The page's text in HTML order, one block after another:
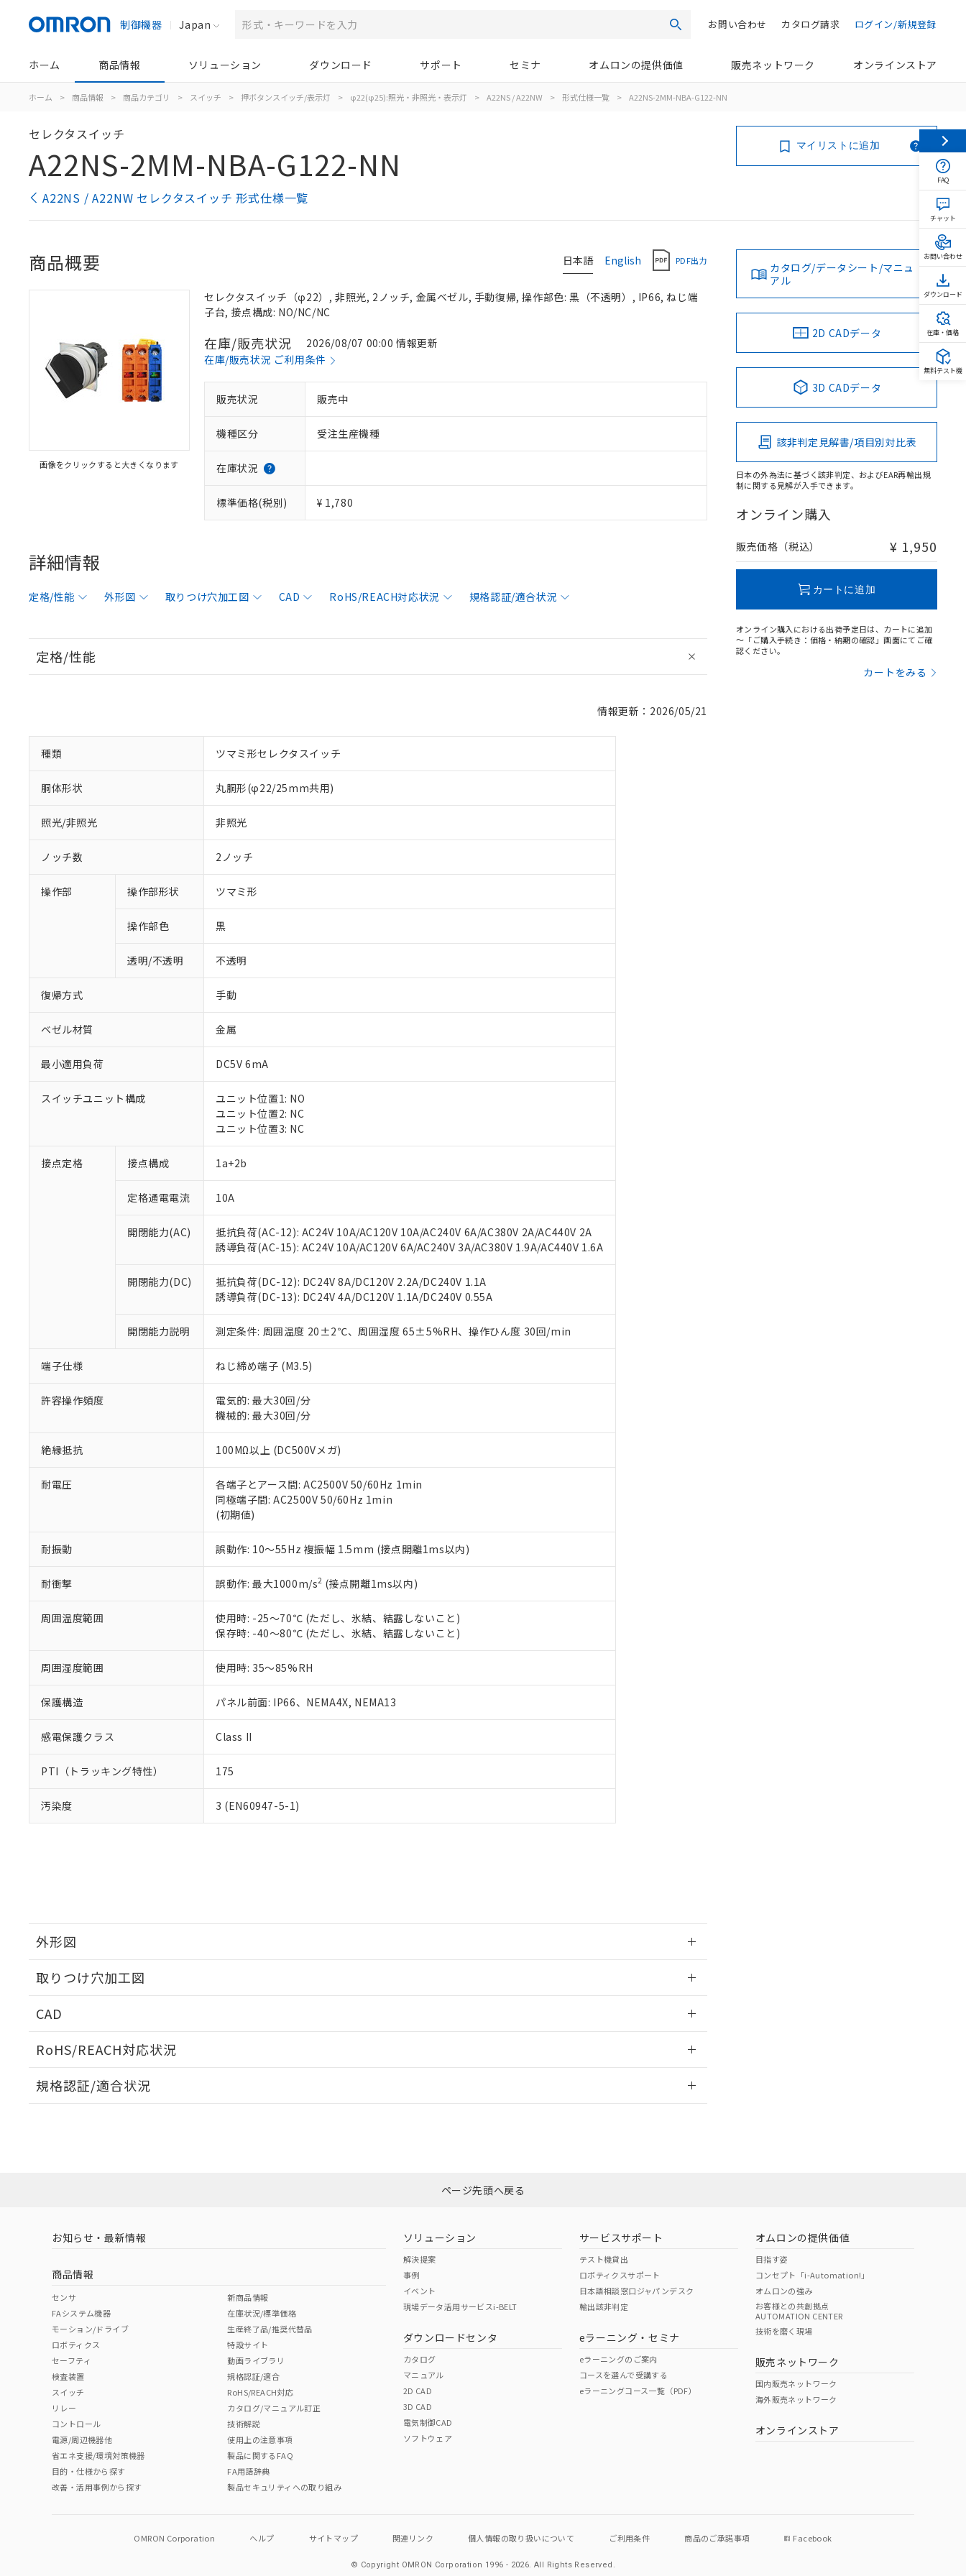
制御機器 Japan 検索 ログイン/新規登録
カタログ請求
お問い合わせ
ホーム 商品情報 ソリューション ダウンロード サポート セミナ オムロンの提供価値 販売ネットワーク オンラインストア
ホーム > 商品情報 > 商品カテゴリ > スイッチ > 押ボタンスイッチ/表示灯 > φ22(φ25):照光・非照光・表示灯 > A22NS / A22NW > 形式仕様一覧 > A22NS-2MM-NBA-G122-NN
セレクタスイッチ
A22NS-2MM-NBA-G122-NN
A22NS / A22NW セレクタスイッチ 形式仕様一覧
マイリストに追加
日本語 English PDF出力
商品概要
画像をクリックすると大きくなります
セレクタスイッチ（φ22）, 非照光, 2ノッチ, 金属ベゼル, 手動復帰, 操作部色: 黒（不透明）, IP66, ねじ端
子台, 接点構成: NO/NC/NC
在庫/販売状況
2026/08/07 00:00 情報更新
在庫/販売状況 ご利用条件
販売状況 販売中
機種区分 受注生産機種
在庫状況
標準価格(税別) ¥ 1,780
詳細情報
定格/性能 外形図 取りつけ穴加工図 CAD RoHS/REACH対応状況 規格認証/適合状況
定格/性能
情報更新：2026/05/21
種類 ツマミ形セレクタスイッチ
胴体形状 丸胴形(φ22/25mm共用)
照光/非照光 非照光
ノッチ数 2ノッチ
操作部 操作部形状 ツマミ形
操作部色 黒
透明/不透明 不透明
復帰方式 手動
ベゼル材質 金属
最小適用負荷 DC5V 6mA
スイッチユニット構成
ユニット位置1: NO
ユニット位置2: NC
ユニット位置3: NC
接点定格 接点構成 1a+2b
定格通電電流 10A
開閉能力(AC)
抵抗負荷(AC-12): AC24V 10A/AC120V 10A/AC240V 6A/AC380V 2A/AC440V 2A
誘導負荷(AC-15): AC24V 10A/AC120V 6A/AC240V 3A/AC380V 1.9A/AC440V 1.6A
開閉能力(DC)
抵抗負荷(DC-12): DC24V 8A/DC120V 2.2A/DC240V 1.1A
誘導負荷(DC-13): DC24V 4A/DC120V 1.1A/DC240V 0.55A
開閉能力説明 測定条件: 周囲温度 20±2℃、周囲湿度 65±5%RH、操作ひん度 30回/min
端子仕様 ねじ締め端子 (M3.5)
許容操作頻度
電気的: 最大30回/分
機械的: 最大30回/分
絶縁抵抗 100MΩ以上 (DC500Vメガ)
耐電圧
各端子とアース間: AC2500V 50/60Hz 1min
同極端子間: AC2500V 50/60Hz 1min
(初期値)
耐振動 誤動作: 10～55Hz 複振幅 1.5mm (接点開離1ms以内)
耐衝撃 誤動作: 最大1000m/s2 (接点開離1ms以内)
周囲温度範囲
使用時: -25～70℃ (ただし、氷結、結露しないこと)
保存時: -40～80℃ (ただし、氷結、結露しないこと)
周囲湿度範囲 使用時: 35～85%RH
保護構造 パネル前面: IP66、NEMA4X, NEMA13
感電保護クラス Class II
PTI（トラッキング特性） 175
汚染度 3 (EN60947-5-1)
外形図
取りつけ穴加工図
CAD
RoHS/REACH対応状況
EU RoHS 注意事項・凡例
ダウンロードはこちら
中国 RoHS 注意事項・凡例
中国 RoHS表
Pb Hg Cr(VI)
O O
"対応済み"や非含有の記載がされた商品であっても、流通在庫等で未対応品が混在する可能性があります。
非含有品が必要な際は、弊社営業部門もしくは販売店へお問い合わせください。
規格認証/適合状況
（イギリス
（ノルウェー
（日本
（アメリカ
この製品の規格認証/適合状況ページへ
その他の認証はこちらのページからご検索ください
カタログ/データシート/マニュ
アル
2D CADデータ
3D CADデータ
該非判定見解書/項目別対比表
日本の外為法に基づく該非判定、およびEAR再輸出規
制に関する見解が入手できます。
オンライン購入
販売価格（税込） ¥ 1,950
カートに追加
オンライン購入における出荷予定日は、カートに追加
～「ご購入手続き：価格・納期の確認」画面にてご確
認ください。
カートをみる
ご利用条件
以下の条件をお読みいただき、同意のうえご利用ください。
本サービスは、当社制御機器事業取扱商品の当社在庫状況および標準価格(税抜)を提供させていただ
くものです。
当社制御機器事業取扱商品の中には、本サービスの対象外となる商品もあることをご了承ください。
のであり、閲覧された時点での実際の在庫および標準価格とは異なる場合があることをご了承くださ
い。
正式な納期状況および標準価格はお客様のお取引先、またはお客様担当のオムロン制御機器販売店・
当社販売員にご相談ください。
オムロン制御機器販売店や当社販売拠点は「販売ネットワーク
」をご確認ください。
在庫状況および標準価格結果を当社の事前の承諾なく第三者に漏洩または開示しないようお願いしま
マイパーツ機能（部品リスト作成サービス）をご利用いただくには、I-Webメンバーズにご登録され
ている必要があります。
お客様が当ウェブサイト上で当社にご登録された部品リストについて、当社および当社の共同利用者
さい。
※当社の共同利用者とは、"個人情報の共同利用に関して"
の「1.共同利用者の範囲」に記載されて
いる法人を指します。
※1 対応状況
対応済み：EU RoHS指令（10物質）の非含有に対応した製品が提供可能な商品です。
対応予定：EU RoHS指令（10物質）の非含有に対応した製品に切り替える予定のある商品です。
対応予定なし：EU RoHS指令（10物質）の非含有に非対応の商品で、対応品を出す予定はありません。
非該当品：ライセンス料など無形物で、有害物質有無と関係のない商品です。
仕入先様の事情により、非含有部品としていたものが、含有品と判明した場合などやむを得ず変更すること
があります。
*EU RoHS指令（10物質）：
鉛(Pb) 1000ppm以下、 水銀(Hg) 1000ppm以下、 カドミウム(Cd) 100ppm以下、
六価クロム(Cr(Ⅵ)) 1000ppm以下、ポリ臭化ビフェニル類(PBB) 1000ppm以下、ポリ臭化ジフェニルエーテル類(PBDE) 1000ppm以下、
但し、RoHS指令で産業用監視および制御機器に対する適用除外項目は除く。
フタル酸エステル類の４物質については閾値を超える意図的な使用がないことを確認しています。
※2 対応予定月
部品在庫の切り替え状況などにより、予定月が前後することがあります。
※3 非含有証明書ダウンロード
下記の非含有証明書をダウンロードすることができます。
EU RoHS指令（10物質）の非含有証明書
51物質の非含有証明書（当社基準）
※本証明書は発行日時点で非含有を証明するもので、過去に遡って非含有を証明するものではありません。
また、RoHS指令のフタル酸エステル類４物質の対応では、対応完了までの期間は出荷製品に未対応品が
混在することから備考欄に対応日を記載しておりました。
り割愛しております。
※1 中国RoHS○×表
「－」：未確認です。当社販売部門へお問い合わせください。
*中国RoHS10物質の基準値 (GB/T26572)：
Pb(鉛) :1000ppm、 Hg(水銀) : 1000ppm、 Cd(カドミウム) : 100ppm、
Cr(Ⅵ)(六価クロム) : 1000ppm、 PBBs(ポリ臭化ビフェニル類) : 1000ppm、 PBDEs(ポリ臭化ジフェニルエーテル類) : 1000ppm、
DBP(フタル酸ジブチル) : 1000ppm、 DIBP(フタル酸ジイソブチル) : 1000ppm、 BBP(フタル酸ブチルベンジル) : 1000ppm、
DEHP(フタル酸ビス(2-エチルヘキシル)) : 1000ppm
※2 環境保護使用期限
「ｅ」：有害物質（10物質）のすべてが基準値以下であることを示します。
「10」：通常の使用状況下において有害物質が外部に漏えいし、環境に深刻な影響を及ぼさない年数を意
味します。
当社は、これら貴社製品のうち、外国為替および外国貿易法に定める商品（以下｢規制貨物等」とい
う）を輸出または国外への提供する場合は、日本国政府の輸出許可(または役務取引許可)を取得する
当社は規制貨物を破棄する場合は、完全に破砕するなど、違法に輸出されないよう必要な手段を講じ
ます。
当社は貴社製品を、核兵器、ミサイル、化学兵器、生物兵器またはその他武器並びにこれらの製造装
当社は、貴社製品を第三者に販売する場合は、上記1、2および3の内容を当該第三者に通知します。
また当社は、販売先および販売に係わる関係者が違法に輸出するおそれがある場合は、取り引きをい
たしません。
記
号
説明
○ 一定数以上の在庫あり
△ 一定数には満たないが在庫あり
－
在庫なし(最新の在庫状況については、お客様のお取引先、またはお客様担当のオムロン制御
機器販売店・当社販売員にご確認ください)
空
白
受注生産機種、また在庫状況の情報を公開していない機種
ページ先頭へ戻る
お知らせ・最新情報
商品情報
センサ
FAシステム機器
モーション/ドライブ
ロボティクス
セーフティ
検査装置
スイッチ
リレー
コントロール
電源/周辺機器他
省エネ支援/環境対策機器
目的・仕様から探す
改善・活用事例から探す
新商品情報
在庫状況/標準価格
生産終了品/推奨代替品
特設サイト
動画ライブラリ
規格認証/適合
RoHS/REACH対応
カタログ/マニュアル訂正
技術解説
使用上の注意事項
製品に関するFAQ
FA用語辞典
製品セキュリティへの取り組み
ソリューション
解決提案
事例
イベント
現場データ活用サービスi-BELT
ダウンロードセンタ
カタログ
マニュアル
2D CAD
3D CAD
電気制御CAD
ソフトウェア
サービスサポート
テスト機貸出
ロボティクスサポート
日本語相談窓口ジャパンデスク
輸出該非判定
eラーニング・セミナ
eラーニングのご案内
コースを選んで受講する
eラーニングコース一覧（PDF）
オムロンの提供価値
目指す姿
コンセプト「i-Automation!」
オムロンの強み
お客様との共創拠点
AUTOMATION CENTER
技術を磨く現場
販売ネットワーク
国内販売ネットワーク
海外販売ネットワーク
オンラインストア
OMRON Corporation ヘルプ サイトマップ 関連リンク 個人情報の取り扱いについて ご利用条件 商品のご承諾事項 Facebook
© Copyright OMRON Corporation 1996 - 2026.All Rights Reserved.
FAQ
チャット
お問い合わせ
ダウンロード
在庫・価格
無料テスト機